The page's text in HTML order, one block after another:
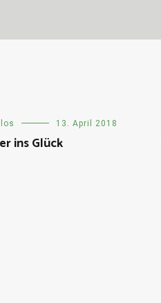
13. April 2018
ins Glück